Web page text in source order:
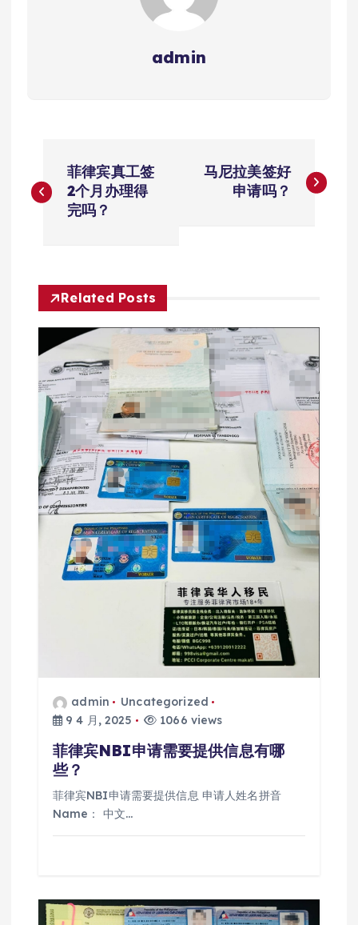
admin
章
航
菲律宾真工签
2个月办理得
完吗？
马尼拉美签好
申请吗？
Related Posts
admin
Uncategorized
9 4 月, 2025
1066 views
菲律宾NBI申请需要提供信息有哪
些？
菲律宾NBI申请需要提供信息 申请人姓名拼音
Name： 中文…